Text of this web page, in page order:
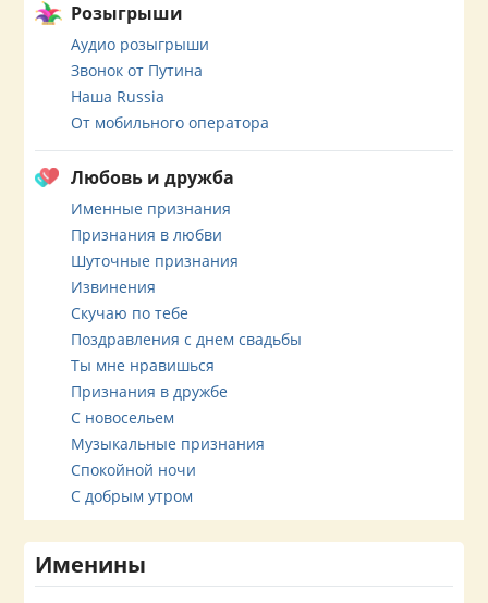
Розыгрыши
Аудио розыгрыши
Звонок от Путина
Наша Russia
От мобильного оператора
Любовь и дружба
Именные признания
Признания в любви
Шуточные признания
Извинения
Скучаю по тебе
Поздравления с днем свадьбы
Ты мне нравишься
Признания в дружбе
С новосельем
Музыкальные признания
Спокойной ночи
С добрым утром
Именины